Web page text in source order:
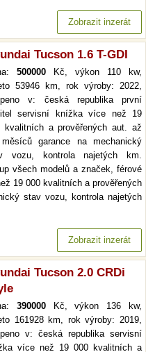
Zobrazit inzerát
Tucson 1.6 T-GDI
500000 Kč, výkon 110 kw,
53946 km, rok výroby: 2022,
v: česká republika první
servisní knížka více než 19
kvalitních a prověřených aut. až
garance na mechanický
vozu, kontrola najetých km.
všech modelů a značek, férové
19 000 kvalitních a prověřených
stav vozu, kontrola najetých
Zobrazit inzerát
Tucson 2.0 CRDi
390000Kč, výkon 136 kw,
161928 km, rok výroby: 2019,
v: česká republika servisní
více než 19 000 kvalitních a